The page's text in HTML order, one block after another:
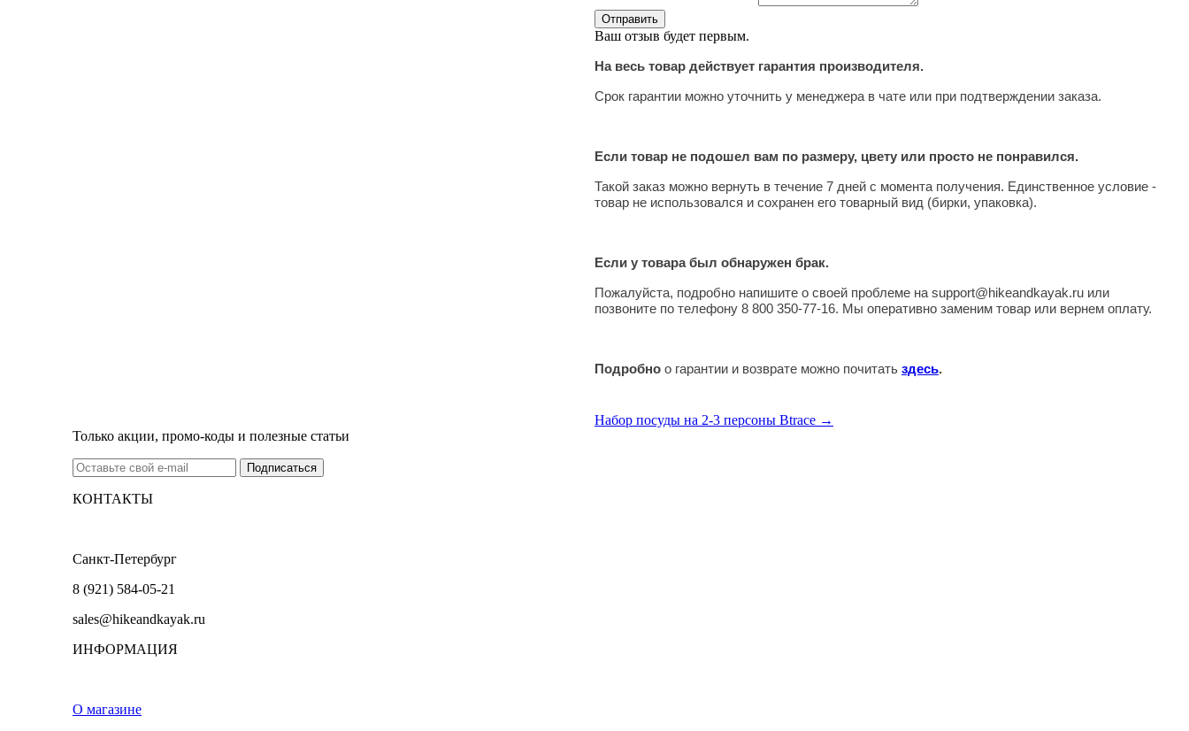
Ваш отзыв будет первым.
На весь товар действует гарантия производителя.
Срок гарантии можно уточнить у менеджера в чате или при подтверждении заказа.
Если товар не подошел вам по размеру, цвету или просто не понравился.
Такой заказ можно вернуть в течение 7 дней с момента получения. Единственное условие -
товар не использовался и сохранен его товарный вид (бирки, упаковка).
Если у товара был обнаружен брак.
Пожалуйста, подробно напишите о своей проблеме на support@hikeandkayak.ru или
позвоните по телефону 8 800 350-77-16. Мы оперативно заменим товар или вернем оплату.
Подробно о гарантии и возврате можно почитать здесь.
Набор посуды на 2-3 персоны Btrace →
Только акции, промо-коды и полезные статьи
КОНТАКТЫ
Санкт-Петербург
8 (921) 584-05-21
sales@hikeandkayak.ru
ИНФОРМАЦИЯ
О магазине